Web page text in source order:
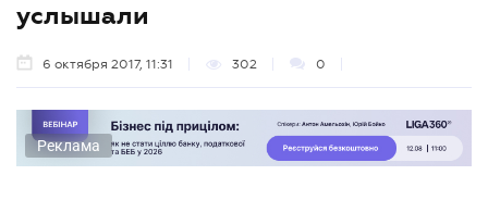
услышали
6 октября 2017, 11:31 302 0
Реклама